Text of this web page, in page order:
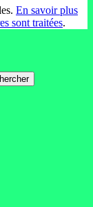
En savoir plus
sont traitées.